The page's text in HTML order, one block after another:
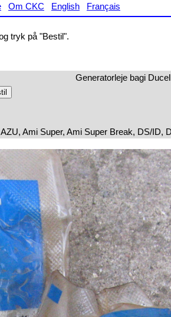
Om CKC English Français
tryk på "Bestil".
Generatorleje bagi
Ami Super, Ami Super Break, DS/